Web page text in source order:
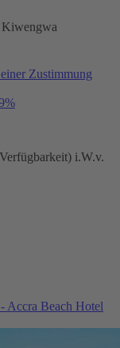
Kiwengwa
Zustimmung
i.W.v.
Accra Beach Hotel